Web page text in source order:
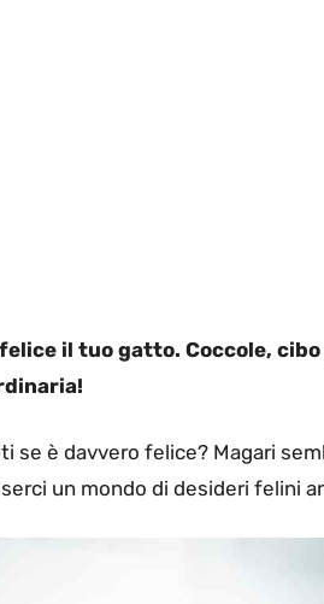
il tuo gatto. Coccole,
se è davvero felice? Magari
un mondo di desideri felini